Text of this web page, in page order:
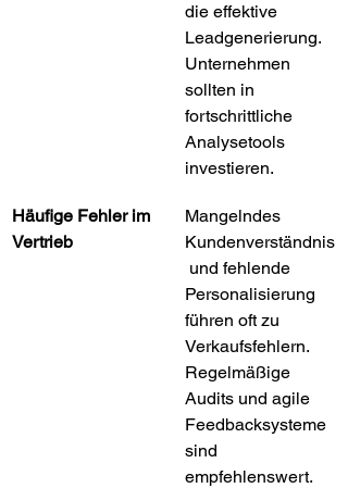
die effektive
Leadgenerierung.
Unternehmen
sollten in
fortschrittliche
Analysetools
investieren.
Häufige Fehler im
Vertrieb
Mangelndes
Kundenverständnis
und fehlende
Personalisierung
führen oft zu
Verkaufsfehlern.
Regelmäßige
Audits und agile
Feedbacksysteme
sind
empfehlenswert.